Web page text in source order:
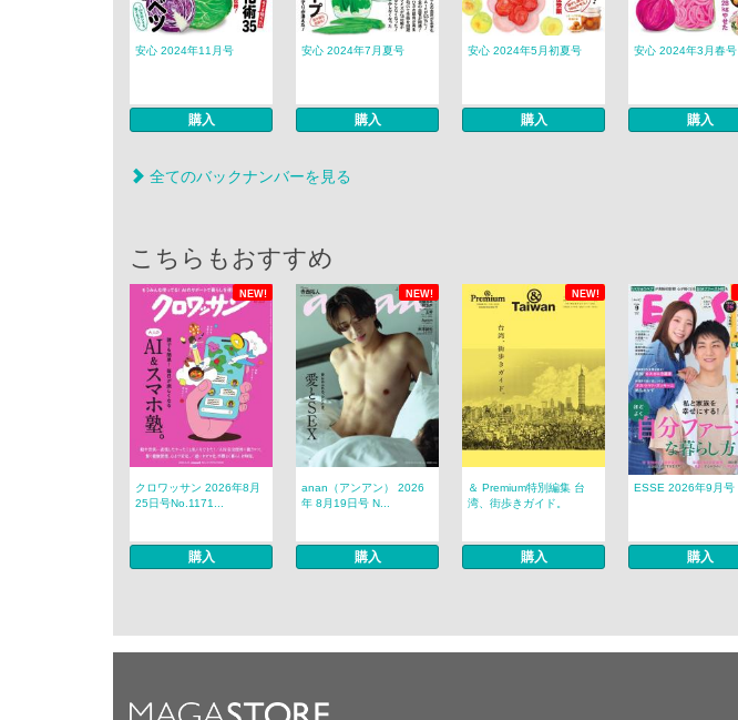
安心 2024年11月号
購入
安心 2024年7月夏号
購入
安心 2024年5月初夏号
購入
安心 2024年3月春号
購入
全てのバックナンバーを見る
こちらもおすすめ
NEW! NEW! NEW!
クロワッサン 2026年8月
25日号No.1171...
購入
anan（アンアン） 2026
年 8月19日号 N...
購入
＆ Premium特別編集 台
湾、街歩きガイド。
購入
ESSE 2026年9月号
購入